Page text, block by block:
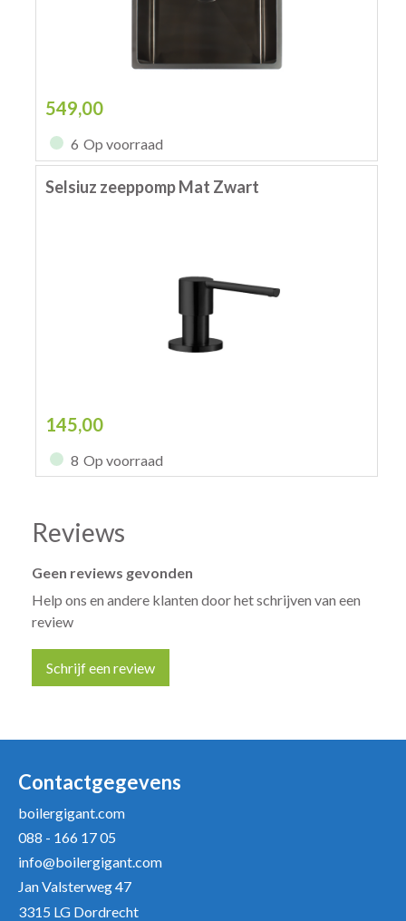
549,00
6 Op voorraad
Selsiuz zeeppomp Mat Zwart
145,00
8 Op voorraad
Reviews
Geen reviews gevonden
Help ons en andere klanten door het schrijven van een
review
Schrijf een review
Uw naam *
Uw recensie *
Contactgegevens
boilergigant.com
088 - 166 17 05
info@boilergigant.com
Jan Valsterweg 47
3315 LG Dordrecht